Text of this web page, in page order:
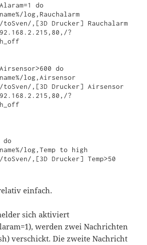
do
do
do
einfach.
sich aktiviert
werden zwei Nachrichten
verschickt. Die zweite Nachricht